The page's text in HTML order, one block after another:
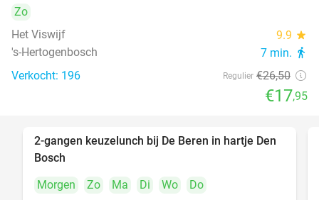
Zo
Het Viswijf
9.9 star
's-Hertogenbosch 7 min. directions_walk
Verkocht: 196 Regulier €26,50
€17,95
43%
2-gangen keuzelunch bij De Beren in hartje Den
Bosch
Morgen
Zo Ma Di Wo
Do